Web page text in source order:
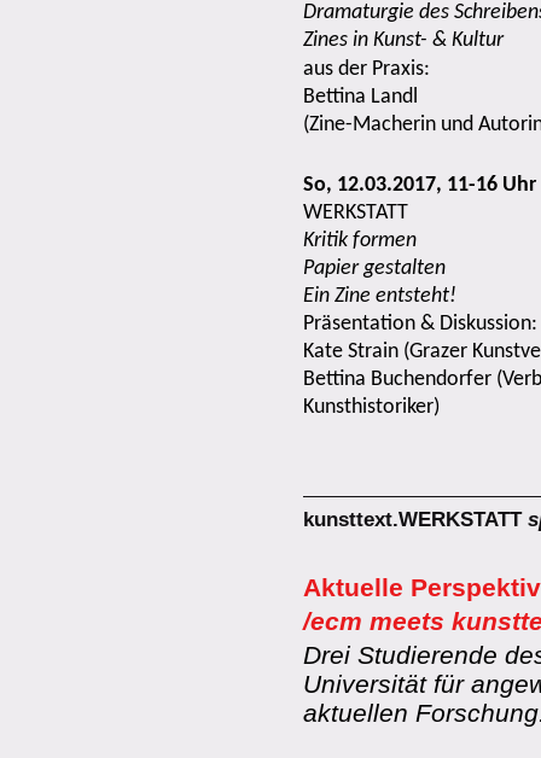
Dramaturgie des
Zines in Kunst- & Kultur
aus der Praxis:
Bettina Landl
(Zine-Macherin und
So, 12.03.2017, 11-16 Uhr
WERKSTATT
Kritik formen
Papier gestalten
Ein Zine entsteht!
Präsentation & Diskussion:
Kate Strain(Grazer
Bettina Buchendorfer(
Kunsthistoriker)
kunsttext.WERKSTATT
Aktuelle
/ecm meets
Drei Studierende
Universität für
aktuellen